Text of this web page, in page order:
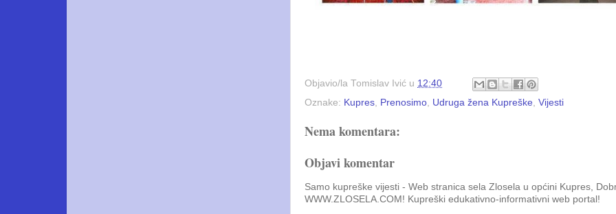
Objavio/la Tomislav Ivić u 12:40
Oznake: Kupres Prenosimo Udruga žena Kupreške Vijesti
Nema komentara:
Objavi komentar
Samo kupreške vijesti - Web stranica sela Zlosela u općini Kupres,
WWW.ZLOSELA.COM! Kupreški edukativno-informativni web portal!